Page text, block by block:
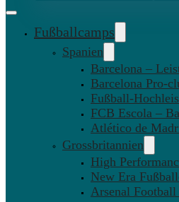
Fußballcamps
Spanien
Barcelona –
Barcelona Pro-
Fußball-
FCB Escola –
Atlético de
Grossbritannien
High
New Era
Arsenal